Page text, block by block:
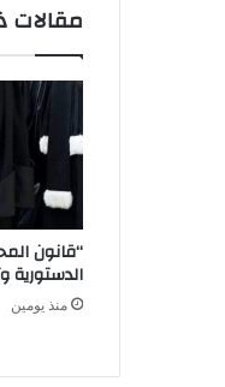
مقالات
“قانون
الدستورية
منذ يومين